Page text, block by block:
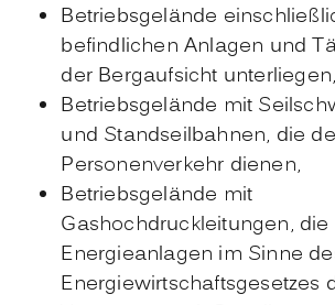
Betriebsgelände
befindlichen Anlagen und
der Bergaufsicht unterliegen,
Betriebsgelände mit
und Standseilbahnen, die
Personenverkehr dienen,
Betriebsgelände mit
Gashochdruckleitungen, die
Energieanlagen im Sinne
Energiewirtschaftsgesetzes